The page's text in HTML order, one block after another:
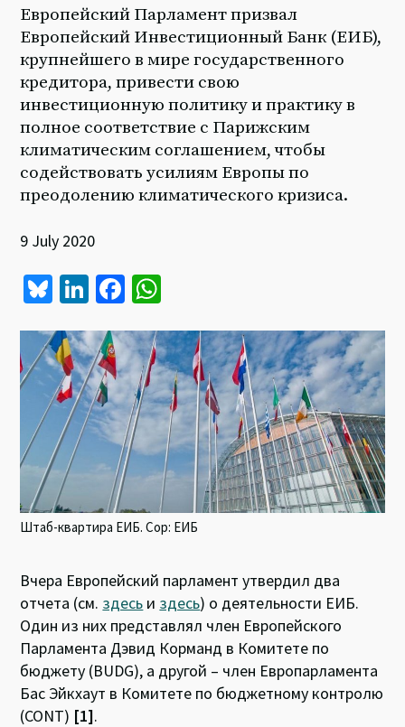
Европейский Парламент призвал
Европейский Инвестиционный Банк (ЕИБ),
крупнейшего в мире государственного
кредитора, привести свою
инвестиционную политику и практику в
полное соответствие с Парижским
климатическим соглашением, чтобы
содействовать усилиям Европы по
преодолению климатического кризиса.
9 July 2020
Bl
es
ky
Li
ke
dI
n
Fa
b
o
o
k
at
sA
p
p
Штаб-квартира ЕИБ. Cop: ЕИБ
Вчера Европейский парламент утвердил два
отчета (см. здесь и здесь) о деятельности ЕИБ.
Один из них представлял член Европейского
Парламента Дэвид Корманд в Комитете по
бюджету (BUDG), а другой – член Европарламента
Бас Эйкхаут в Комитете по бюджетному контролю
(CONT) [1].